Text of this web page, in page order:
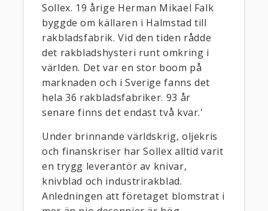
Sollex. 19 årige Herman Mikael Falk
byggde om källaren i Halmstad till
rakbladsfabrik. Vid den tiden rådde
det rakbladshysteri runt omkring i
världen. Det var en stor boom på
marknaden och i Sverige fanns det
hela 36 rakbladsfabriker. 93 år
senare finns det endast två kvar.'
Under brinnande världskrig, oljekris
och finanskriser har Sollex alltid varit
en trygg leverantör av knivar,
knivblad och industrirakblad.
Anledningen att företaget blomstrat i